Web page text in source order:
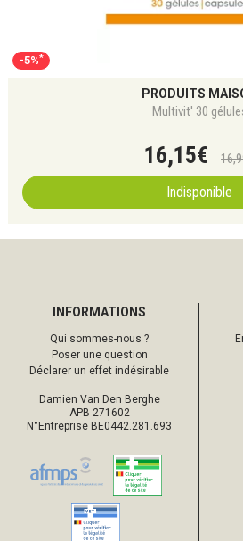
-5%*
PRODUITS
Multivit' 30
16,15€ 16,
Indisponible
INFORMATIONS
Qui sommes-nous ?
Poser une question
Déclarer un effet indésirable
Damien Van Den Berghe
APB 271602
N°Entreprise BE0442.281.693